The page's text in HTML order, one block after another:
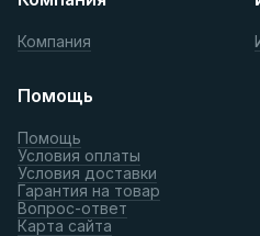
Компания
Помощь
Помощь
Условия оплаты
Условия доставки
Гарантия на товар
Вопрос-ответ
Карта сайта